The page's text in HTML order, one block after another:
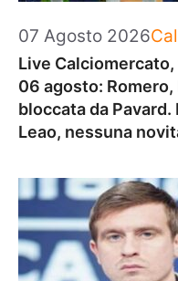
07 Agosto 2026
Live
06 agosto:
bloccata da
Leao, nessuna